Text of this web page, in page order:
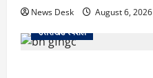
News Desk August 6, 2026
उत्तराखंड स्पेशल